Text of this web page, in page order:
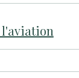
l'aviation